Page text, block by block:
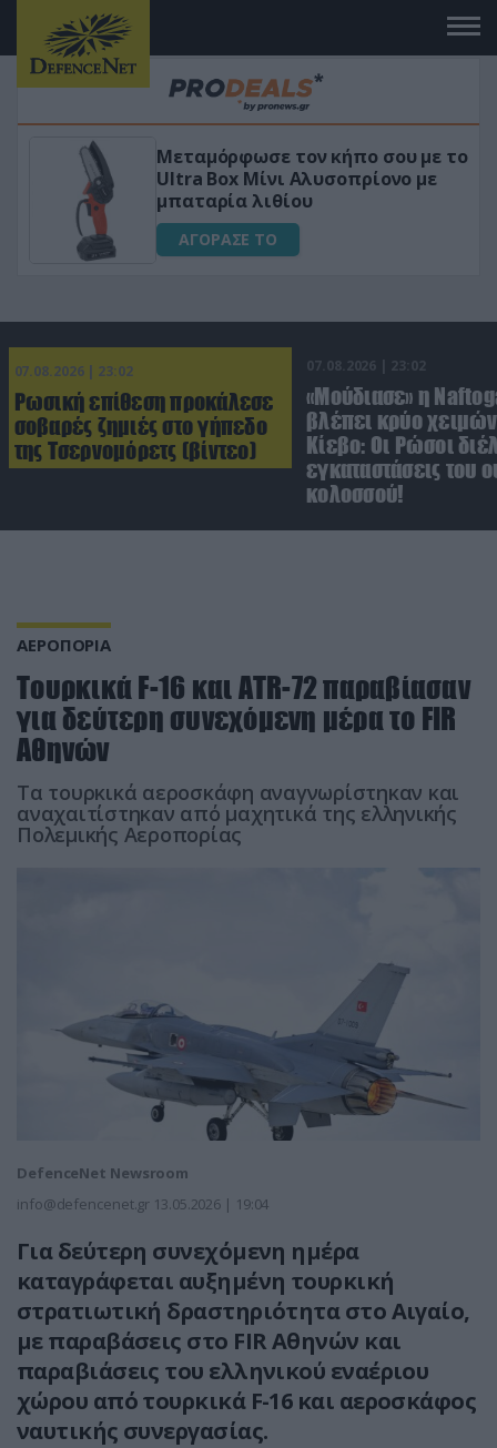
«Μαγική» φόρμουλα τριβόλι + VIP
για αύξηση της λίμπιντο
ΑΓΟΡΑΣΕ ΤΟ
07.08.2026 | 23:02
Ρωσική επίθεση προκάλεσε
σοβαρές ζημιές στο γήπεδο
της Τσερνομόρετς (βίντεο)
07.08.2026 | 23:02
«Μούδιασε» η
βλέπει κρύο
Κίεβο: Οι Ρώσοι
εγκαταστάσεις του
κολοσσού!
ΑΕΡΟΠΟΡΙΑ
Τουρκικά F-16 και ΑΤR-72 παραβίασαν
για δεύτερη συνεχόμενη μέρα το FIR
Αθηνών
Τα τουρκικά αεροσκάφη αναγνωρίστηκαν και
αναχαιτίστηκαν από μαχητικά της ελληνικής
Πολεμικής Αεροπορίας
DefenceNet Newsroom
info@defencenet.gr 13.05.2026 | 19:04
Για δεύτερη συνεχόμενη ημέρα
καταγράφεται αυξημένη τουρκική
στρατιωτική δραστηριότητα στο Αιγαίο,
με παραβάσεις στο FIR Αθηνών και
παραβιάσεις του ελληνικού εναέριου
χώρου από τουρκικά F-16 και αεροσκάφος
ναυτικής συνεργασίας.